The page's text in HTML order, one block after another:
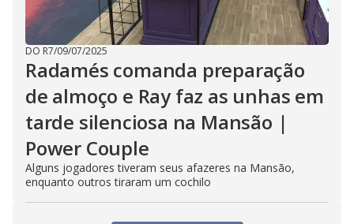
DO R7/09/07/2025
Radamés comanda preparação
de almoço e Ray faz as unhas em
tarde silenciosa na Mansão |
Power Couple
Alguns jogadores tiveram seus afazeres na Mansão,
enquanto outros tiraram um cochilo